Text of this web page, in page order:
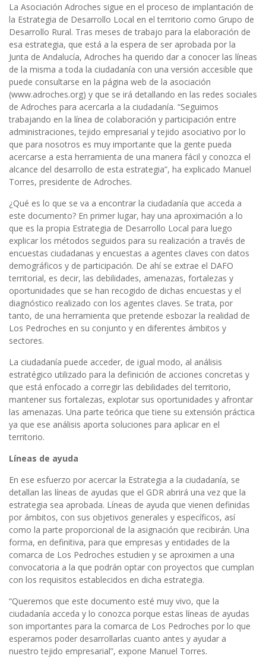
La Asociación Adroches sigue en el proceso de implantación de
la Estrategia de Desarrollo Local en el territorio como Grupo de
Desarrollo Rural. Tras meses de trabajo para la elaboración de
esa estrategia, que está a la espera de ser aprobada por la
Junta de Andalucía, Adroches ha querido dar a conocer las líneas
de la misma a toda la ciudadanía con una versión accesible que
puede consultarse en la página web de la asociación
(www.adroches.org) y que se irá detallando en las redes sociales
de Adroches para acercarla a la ciudadanía. “Seguimos
trabajando en la línea de colaboración y participación entre
administraciones, tejido empresarial y tejido asociativo por lo
que para nosotros es muy importante que la gente pueda
acercarse a esta herramienta de una manera fácil y conozca el
alcance del desarrollo de esta estrategia”, ha explicado Manuel
Torres, presidente de Adroches.
¿Qué es lo que se va a encontrar la ciudadanía que acceda a
este documento? En primer lugar, hay una aproximación a lo
que es la propia Estrategia de Desarrollo Local para luego
explicar los métodos seguidos para su realización a través de
encuestas ciudadanas y encuestas a agentes claves con datos
demográficos y de participación. De ahí se extrae el DAFO
territorial, es decir, las debilidades, amenazas, fortalezas y
oportunidades que se han recogido de dichas encuestas y el
diagnóstico realizado con los agentes claves. Se trata, por
tanto, de una herramienta que pretende esbozar la realidad de
Los Pedroches en su conjunto y en diferentes ámbitos y
sectores.
La ciudadanía puede acceder, de igual modo, al análisis
estratégico utilizado para la definición de acciones concretas y
que está enfocado a corregir las debilidades del territorio,
mantener sus fortalezas, explotar sus oportunidades y afrontar
las amenazas. Una parte teórica que tiene su extensión práctica
ya que ese análisis aporta soluciones para aplicar en el
territorio.
Líneas de ayuda
En ese esfuerzo por acercar la Estrategia a la ciudadanía, se
detallan las líneas de ayudas que el GDR abrirá una vez que la
estrategia sea aprobada. Líneas de ayuda que vienen definidas
por ámbitos, con sus objetivos generales y específicos, así
como la parte proporcional de la asignación que recibirán. Una
forma, en definitiva, para que empresas y entidades de la
comarca de Los Pedroches estudien y se aproximen a una
convocatoria a la que podrán optar con proyectos que cumplan
con los requisitos establecidos en dicha estrategia.
“Queremos que este documento esté muy vivo, que la
ciudadanía acceda y lo conozca porque estas líneas de ayudas
son importantes para la comarca de Los Pedroches por lo que
esperamos poder desarrollarlas cuanto antes y ayudar a
nuestro tejido empresarial”, expone Manuel Torres.